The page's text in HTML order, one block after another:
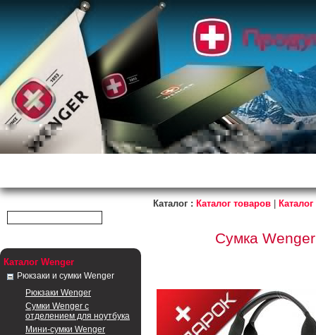
Каталог Wenger
Рюкзаки и сумки Wenger
Рюкзаки Wenger
Сумки Wenger с
отделением для ноутбука
Мини-сумки Wenger
Каталог : Каталог товаров
Сумка